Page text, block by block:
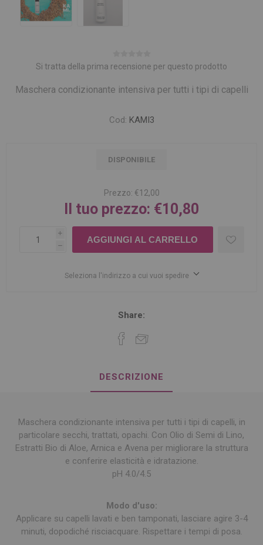
Si tratta della prima recensione per questo prodotto
Maschera condizionante intensiva per tutti i tipi di capelli
Cod: KAMI3
DISPONIBILE
Prezzo: €12,00
Il tuo prezzo: €10,80
i
h
Seleziona l'indirizzo a cui vuoi spedire
Share:
DESCRIZIONE
Maschera condizionante intensiva per tutti i tipi di capelli, in
particolare secchi, trattati, opachi. Con Olio di Semi di Lino,
Estratti Bio di Aloe, Arnica e Avena per migliorare la struttura
e conferire elasticità e idratazione.
pH 4.0/4.5
Modo d'uso:
Applicare su capelli lavati e ben tamponati, lasciare agire 3-4
minuti, dopodiché risciacquare. Rispettare i tempi di posa.